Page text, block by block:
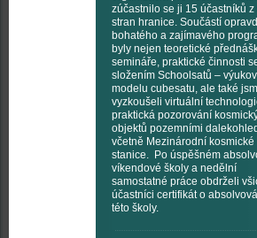
zúčastnilo se ji 15 účastníků z
stran hranice. Součástí
bohatého a zajímavého
byly nejen teoretické
semináře, praktické činnosti
složením Schoolsatů –
modelu cubesatu, ale také
vyzkoušeli virtuální
praktická pozorování
objektů pozemními
včetně Mezinárodní kosmické
stanice. Po úspěšném
víkendové školy a nedělní
samostatné práce obdrželi
účastníci certifikát o
této školy.